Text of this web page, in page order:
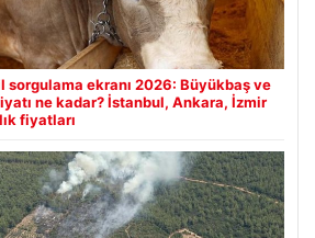
sorgulama ekranı 2026: Büyükbaş ve
ne kadar? İstanbul, Ankara, İzmir
fiyatları